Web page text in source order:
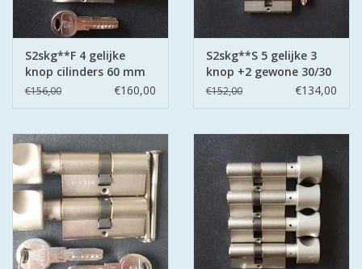
S2skg**F 4 gelijke
knop cilinders 60 mm
30-30
€156,00 €160,00
S2skg**S 5 gelijke 3
knop +2 gewone 30/30
6 sleutels
€152,00 €134,00